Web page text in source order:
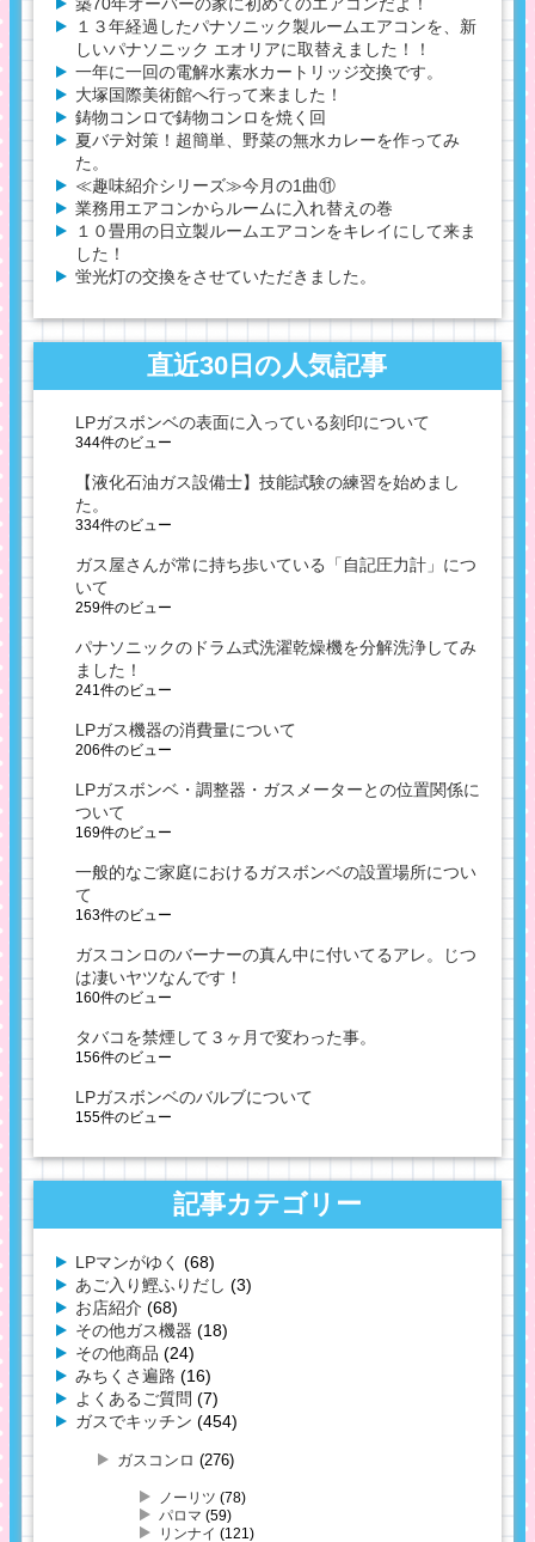
１３年経過したパナソニック製ルームエアコンを、新
しいパナソニック エオリアに取替えました！！
一年に一回の電解水素水カートリッジ交換です。
大塚国際美術館へ行って来ました！
鋳物コンロで鋳物コンロを焼く回
夏バテ対策！超簡単、野菜の無水カレーを作ってみ
た。
≪趣味紹介シリーズ≫今月の1曲⑪
業務用エアコンからルームに入れ替えの巻
１０畳用の日立製ルームエアコンをキレイにして来ま
した！
蛍光灯の交換をさせていただきました。
直近30日の人気記事
LPガスボンベの表面に入っている刻印について
344件のビュー
【液化石油ガス設備士】技能試験の練習を始めまし
た。
334件のビュー
ガス屋さんが常に持ち歩いている「自記圧力計」につ
いて
259件のビュー
パナソニックのドラム式洗濯乾燥機を分解洗浄してみ
ました！
241件のビュー
LPガス機器の消費量について
206件のビュー
LPガスボンベ・調整器・ガスメーターとの位置関係に
ついて
169件のビュー
一般的なご家庭におけるガスボンベの設置場所につい
て
163件のビュー
ガスコンロのバーナーの真ん中に付いてるアレ。じつ
は凄いヤツなんです！
160件のビュー
タバコを禁煙して３ヶ月で変わった事。
156件のビュー
LPガスボンベのバルブについて
155件のビュー
記事カテゴリー
LPマンがゆく (68)
あご入り鰹ふりだし (3)
お店紹介 (68)
その他ガス機器 (18)
その他商品 (24)
みちくさ遍路 (16)
よくあるご質問 (7)
ガスでキッチン (454)
ガスコンロ (276)
ノーリツ (78)
パロマ (59)
リンナイ (121)